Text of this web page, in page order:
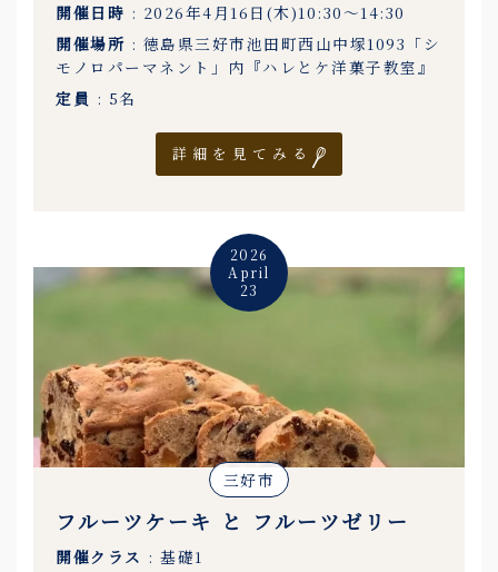
開催日時 : 2026年4月16日(木)10:30〜14:30
開催場所 : 徳島県三好市池田町西山中塚1093「シ
モノロパーマネント」内『ハレとケ洋菓子教室』
定員 : 5名
詳細を見てみる
2026
April
23
三好市
フルーツケーキ と フルーツゼリー
開催クラス : 基礎1